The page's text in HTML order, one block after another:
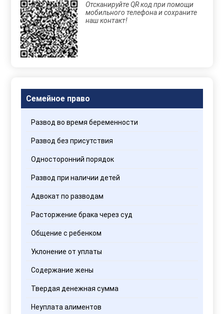
Отсканируйте QR код при помощи
мобильного телефона и сохраните
наш контакт!
Семейное право
Развод во время беременности
Развод без присутствия
Односторонний порядок
Развод при наличии детей
Адвокат по разводам
Расторжение брака через суд
Общение с ребенком
Уклонение от уплаты
Содержание жены
Твердая денежная сумма
Неуплата алиментов